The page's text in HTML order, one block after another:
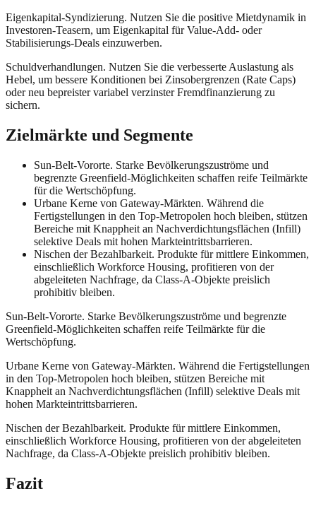
Eigenkapital-Syndizierung. Nutzen Sie die positive Mietdynamik in
Investoren-Teasern, um Eigenkapital für Value-Add- oder
Stabilisierungs-Deals einzuwerben.
Schuldverhandlungen. Nutzen Sie die verbesserte Auslastung als
Hebel, um bessere Konditionen bei Zinsobergrenzen (Rate Caps)
oder neu bepreister variabel verzinster Fremdfinanzierung zu
sichern.
Zielmärkte und Segmente
Sun-Belt-Vororte. Starke Bevölkerungszuströme und
begrenzte Greenfield-Möglichkeiten schaffen reife Teilmärkte
für die Wertschöpfung.
Urbane Kerne von Gateway-Märkten. Während die
Fertigstellungen in den Top-Metropolen hoch bleiben, stützen
Bereiche mit Knappheit an Nachverdichtungsflächen (Infill)
selektive Deals mit hohen Markteintrittsbarrieren.
Nischen der Bezahlbarkeit. Produkte für mittlere Einkommen,
einschließlich Workforce Housing, profitieren von der
abgeleiteten Nachfrage, da Class-A-Objekte preislich
prohibitiv bleiben.
Sun-Belt-Vororte. Starke Bevölkerungszuströme und begrenzte
Greenfield-Möglichkeiten schaffen reife Teilmärkte für die
Wertschöpfung.
Urbane Kerne von Gateway-Märkten. Während die Fertigstellungen
in den Top-Metropolen hoch bleiben, stützen Bereiche mit
Knappheit an Nachverdichtungsflächen (Infill) selektive Deals mit
hohen Markteintrittsbarrieren.
Nischen der Bezahlbarkeit. Produkte für mittlere Einkommen,
einschließlich Workforce Housing, profitieren von der abgeleiteten
Nachfrage, da Class-A-Objekte preislich prohibitiv bleiben.
Fazit